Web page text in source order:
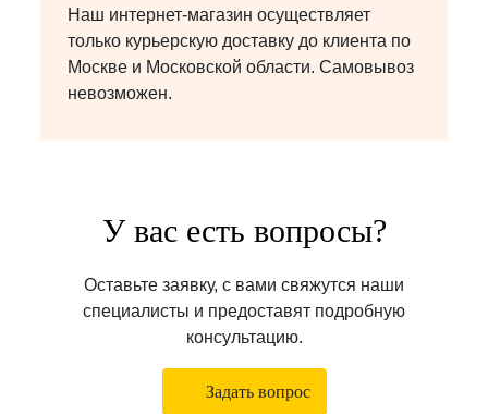
Наш интернет-магазин осуществляет
только курьерскую доставку до клиента по
Москве и Московской области. Самовывоз
невозможен.
У вас есть вопросы?
Оставьте заявку, с вами свяжутся наши
специалисты и предоставят подробную
консультацию.
Задать вопрос